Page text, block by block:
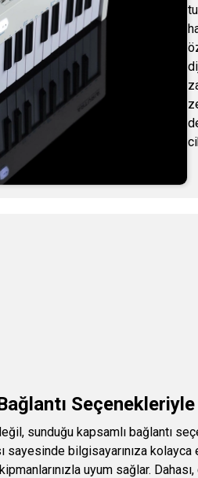
Bağlantı
sunduğu kapsamlı bağlantı
sayesinde bilgisayarınıza
uyum sağlar.